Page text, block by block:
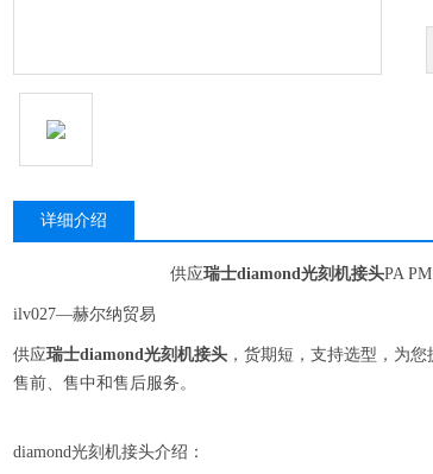
详细介绍
供应瑞士diamond光刻机接头PA
ilv027—赫尔纳贸易
供应瑞士diamond光刻机接头 ，货期短，支持选型，为
售前、售中和售后服务。
diamond光刻机接头介绍：